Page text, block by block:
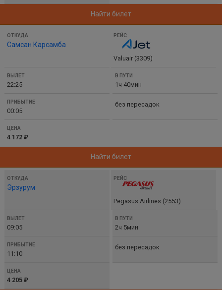
Найти билет
Самсан Карсамба
Valuair (3309)
22:25 1ч 40мин
00:05
без пересадок
4 172 ₽
Найти билет
Эрзурум
Pegasus Airlines (2553)
09:05 2ч 5мин
11:10
без пересадок
4 205 ₽